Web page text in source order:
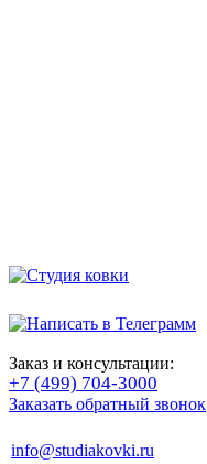
Заказ и консультации:
+7 (499) 704-3000
Заказать обратный звонок
info@studiakovki.ru